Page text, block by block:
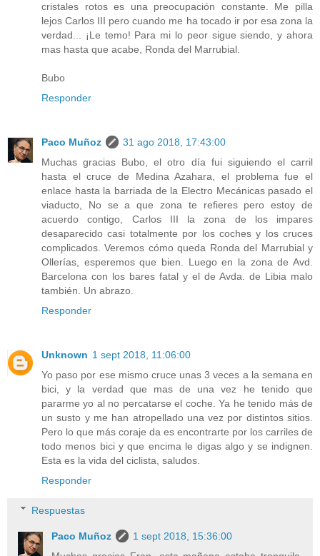
cristales rotos es una preocupación constante. Me pilla
lejos Carlos III pero cuando me ha tocado ir por esa zona la
verdad... ¡Le temo! Para mi lo peor sigue siendo, y ahora
mas hasta que acabe, Ronda del Marrubial.
Bubo
Responder
Paco Muñoz
31 ago 2018, 17:43:00
Muchas gracias Bubo, el otro día fui siguiendo el carril
hasta el cruce de Medina Azahara, el problema fue el
enlace hasta la barriada de la Electro Mecánicas pasado el
viaducto, No se a que zona te refieres pero estoy de
acuerdo contigo, Carlos III la zona de los impares
desaparecido casi totalmente por los coches y los cruces
complicados. Veremos cómo queda Ronda del Marrubial y
Ollerías, esperemos que bien. Luego en la zona de Avd.
Barcelona con los bares fatal y el de Avda. de Libia malo
también. Un abrazo.
Responder
Unknown 1 sept 2018, 11:06:00
Yo paso por ese mismo cruce unas 3 veces a la semana en
bici, y la verdad que mas de una vez he tenido que
pararme yo al no percatarse el coche. Ya he tenido más de
un susto y me han atropellado una vez por distintos sitios.
Pero lo que más coraje da es encontrarte por los carriles de
todo menos bici y que encima le digas algo y se indignen.
Esta es la vida del ciclista, saludos.
Responder
Respuestas
Paco Muñoz
1 sept 2018, 15:36:00